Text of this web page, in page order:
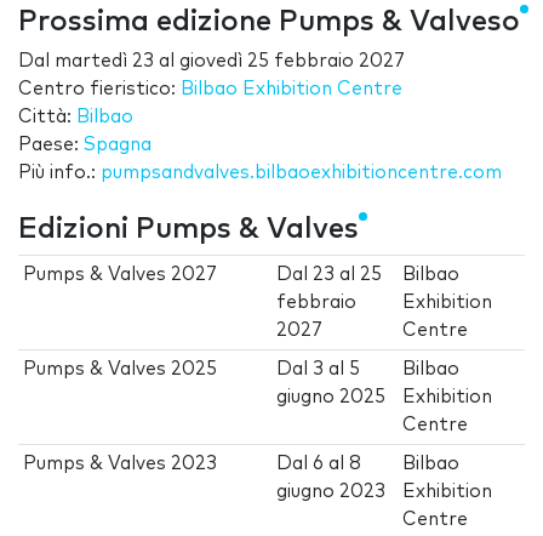
Prossima edizione Pumps & Valveso
Dal martedì 23 al giovedì 25 febbraio 2027
Centro fieristico: Bilbao Exhibition Centre
Città: Bilbao
Paese: Spagna
Più info.: pumpsandvalves.bilbaoexhibitioncentre.com
Edizioni Pumps & Valves
Pumps & Valves 2027 Dal 23 al 25
febbraio
2027
Bilbao
Exhibition
Centre
Pumps & Valves 2025 Dal 3 al 5
giugno 2025
Bilbao
Exhibition
Centre
Pumps & Valves 2023 Dal6 al8
giugno 2023
Bilbao
Exhibition
Centre